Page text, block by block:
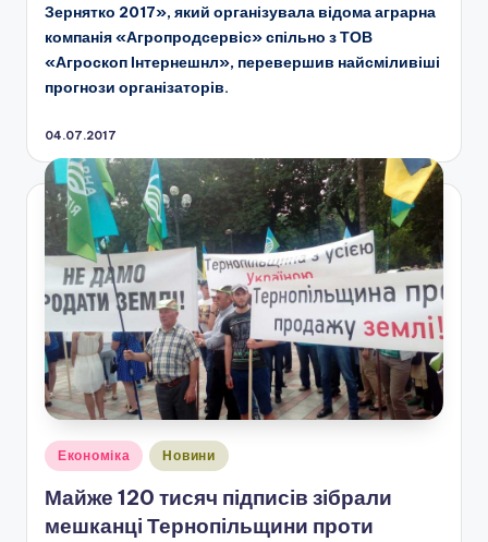
Зернятко 2017», який організувала відома аграрна
компанія «Агропродсервіс» спільно з ТОВ
«Агроскоп Інтернешнл», перевершив найсміливіші
прогнози організаторів.
04.07.2017
Опубліковано
Економіка Новини
Майже 120 тисяч підписів зібрали
мешканці Тернопільщини проти